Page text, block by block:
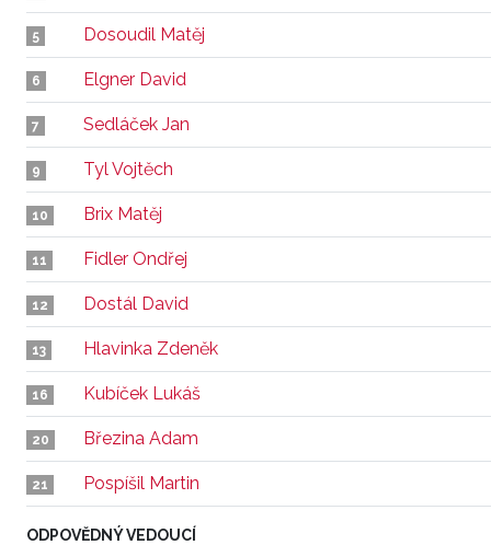
5 Dosoudil Matěj
6 Elgner David
7 Sedláček Jan
9 Tyl Vojtěch
10 Brix Matěj
11 Fidler Ondřej
12 Dostál David
13 Hlavinka Zdeněk
16 Kubíček Lukáš
20 Březina Adam
21 Pospíšil Martin
ODPOVĚDNÝ VEDOUCÍ